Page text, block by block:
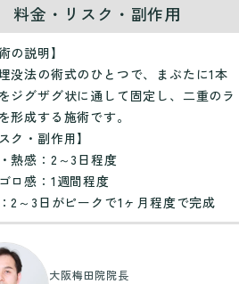
料金・リスク・副作用
の説明】
没法の術式のひとつで、まぶたに1本
ジグザグ状に通して固定し、二重のラ
形成する施術です。
ク・副作用】
熱感：2～3日程度
ロ感：1週間程度
2～3日がピークで1ヶ月程度で完成
大阪梅田院院長